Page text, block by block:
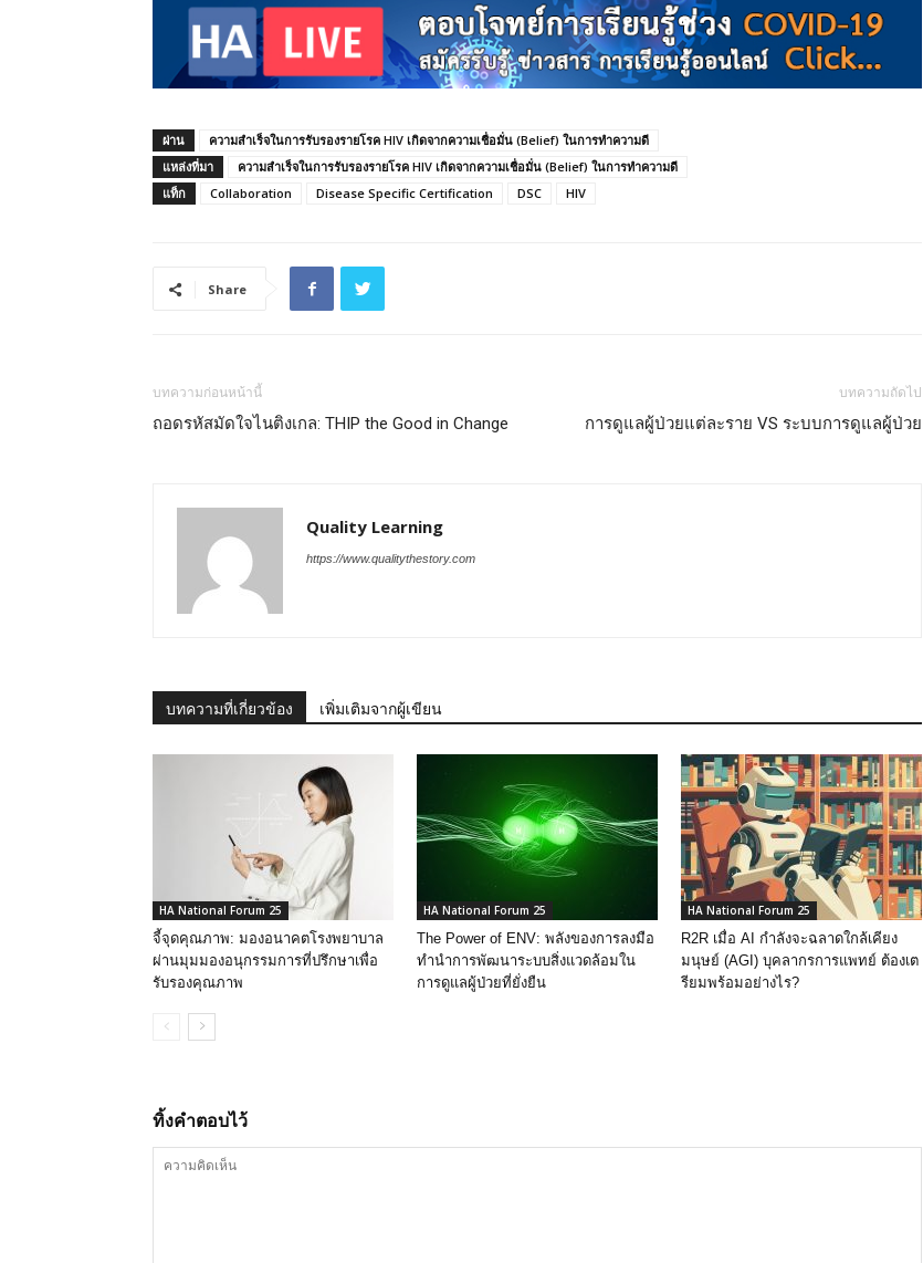
ผ่าน
ความสำเร็จในการรับรองรายโรค HIV เกิดจากความเชื่อมั่น (Belief) ในการทำความดี
แหล่งที่มา
ความสำเร็จในการรับรองรายโรค HIV เกิดจากความเชื่อมั่น (Belief) ในการทำความดี
แท็ก
Collaboration Disease Specific Certification DSC HIV
Share
บทความก่อนหน้านี้
ถอดรหัสมัดใจไนติงเกล: THIP the Good in Change
บทความถัดไป
การดูแลผู้ป่วยแต่ละราย VS ระบบการดูแลผู้ป่วย
Quality Learning
https://www.qualitythestory.com
บทความที่เกี่ยวข้อง เพิ่มเติมจากผู้เขียน
HA National Forum 25
จี้จุดคุณภาพ: มองอนาคตโรงพยาบาล
ผ่านมุมมองอนุกรรมการที่ปรึกษาเพื่อ
รับรองคุณภาพ
HA National Forum 25
The Power of ENV: พลังของการลงมือ
ทำนำการพัฒนาระบบสิ่งแวดล้อมใน
การดูแลผู้ป่วยที่ยั่งยืน
HA National Forum 25
R2R เมื่อ AI กําลังจะฉลาดใกล้เคียง
มนุษย์ (AGI) บุคลากรการแพทย์ ต้องเต
รียมพร้อมอย่างไร?
ทิ้งคำตอบไว้